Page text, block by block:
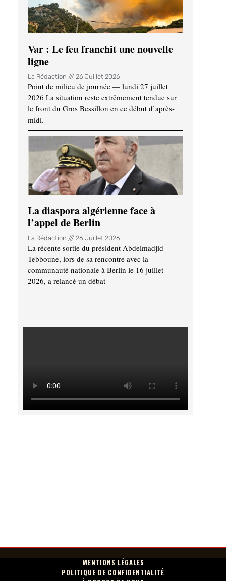
Var : Le feu franchit une nouvelle
ligne
La Rédaction 26 Juillet 2026
Point de milieu de journée — lundi 27 juillet
2026 La situation reste extrêmement tendue sur
le front du Gros Bessillon en ce début d’après-
midi.
La diaspora algérienne face à
l’appel de Berlin
La Rédaction 26 Juillet 2026
La récente sortie du président Abdelmadjid
Tebboune, lors de sa rencontre avec la
communauté nationale à Berlin le 16 juillet
2026, a relancé un débat
MENTIONS LÉGALES
POLITIQUE DE CONFIDENTIALITÉ